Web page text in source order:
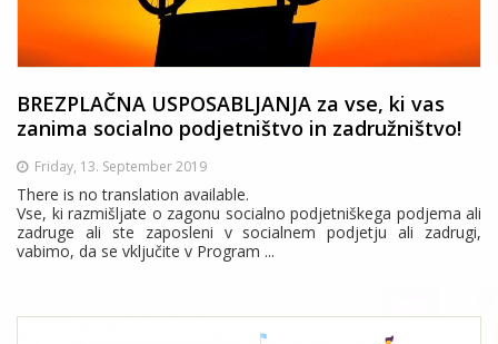
BREZPLAČNA USPOSABLJANJA za vse, ki vas
zanima socialno podjetništvo in zadružništvo!
Friday, 13. September 2019
There is no translation available.
Vse, ki razmišljate o zagonu socialno podjetniškega podjema ali
zadruge ali ste zaposleni v socialnem podjetju ali zadrugi,
vabimo, da se vključite v Program ...